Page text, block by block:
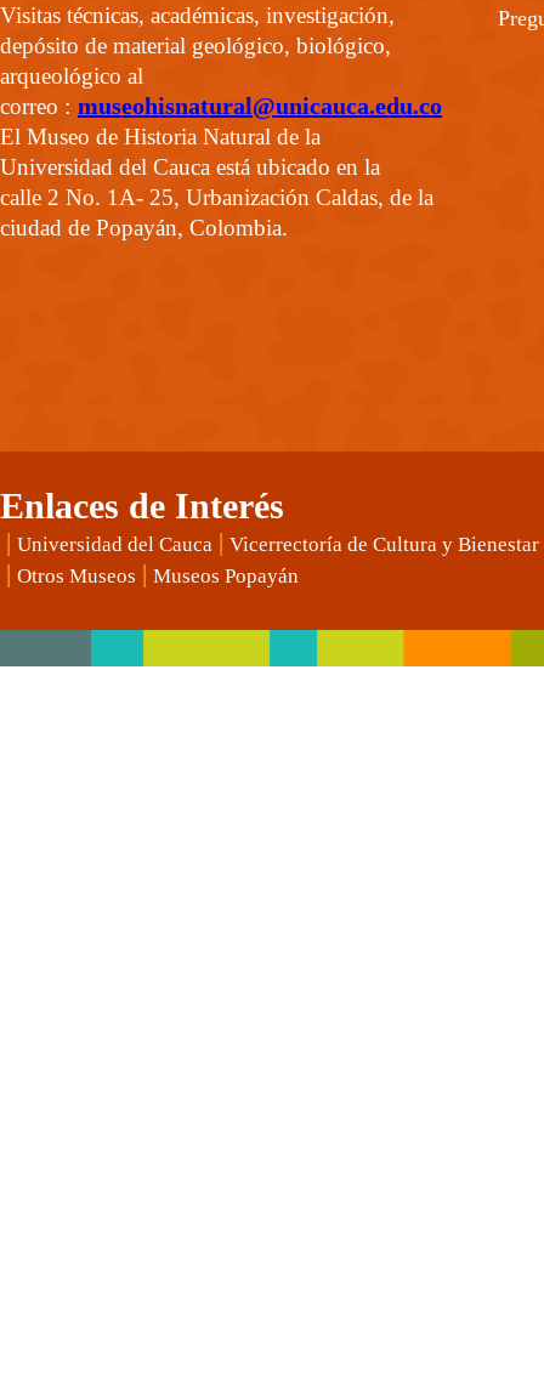
Visitas técnicas, académicas, investigación,
depósito de material geológico, biológico,
arqueológico al
correo : museohisnatural@unicauca.edu.co
El Museo de Historia Natural de la
Universidad del Cauca está ubicado en la
calle 2 No. 1A- 25, Urbanización Caldas, de la
ciudad de Popayán, Colombia.
Enlaces de Interés
| Universidad del Cauca | Vicerrectoría de Cultura y Bienestar
| Otros Museos | Museos Popayán